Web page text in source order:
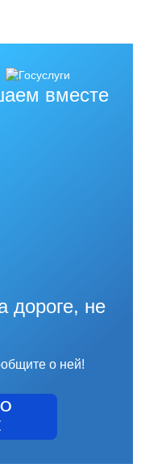
вместе
дороге, не
о ней!